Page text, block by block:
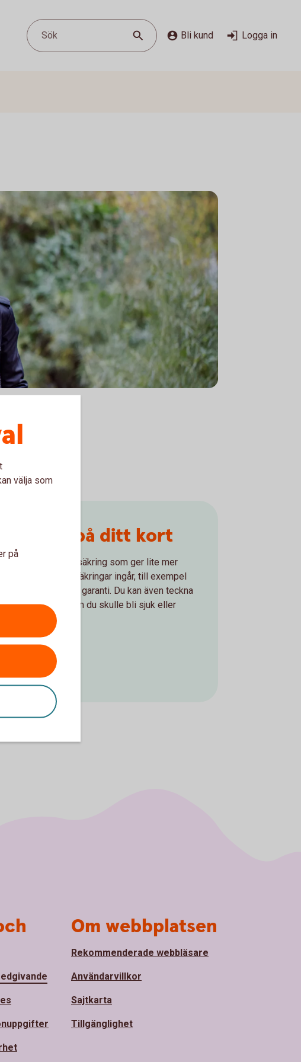
Sök Bli kund Logga in
till
på ditt kort
en reseförsäkring som ger lite mer
Även olika köpförsäkringar ingår, till exempel
och förlängd garanti. Du kan även teckna
extra skydd om du skulle bli sjuk eller
kort
välja som
på
Om webbplatsen
Rekommenderade webbläsare
Användarvillkor
Sajtkarta
Tillgänglighet